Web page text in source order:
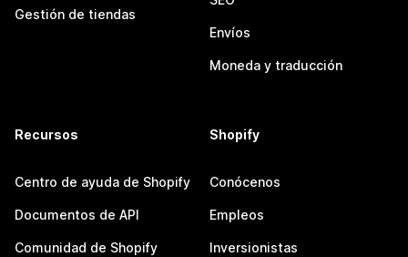
Gestión de tiendas
Envíos
Moneda y traducción
Recursos
Centro de ayuda de Shopify
Documentos de API
Comunidad de Shopify
Shopify
Conócenos
Empleos
Inversionistas